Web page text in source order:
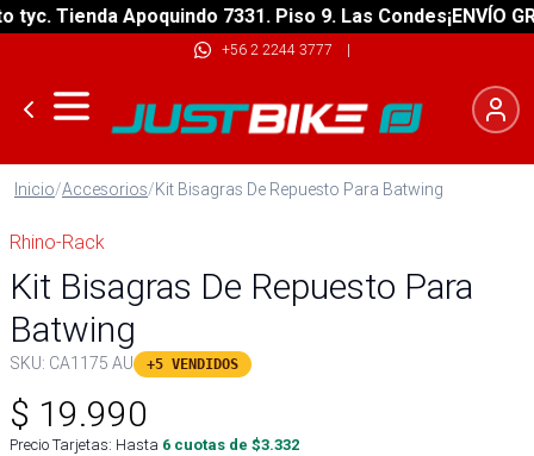
Tienda Apoquindo 7331. Piso 9. Las Condes¡ENVÍO
+56 2 2244 3777 |
Inicio/Accesorios/Kit Bisagras De Repuesto Para Batwing
Rhino-Rack
Kit Bisagras De Repuesto Para
Batwing
SKU: CA1175 AU +5 VENDIDOS
$ 19.990
Precio Tarjetas: Hasta 6 cuotas de $3.332